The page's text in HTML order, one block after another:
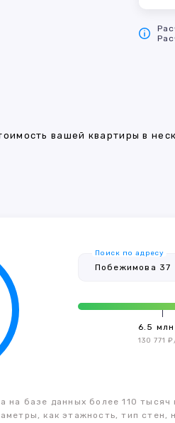
вашей квартиры в
Поиск по адресу
6.5
130 771
на базе данных более 110
как этажность, тип стен,